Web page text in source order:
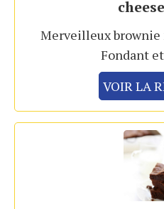
Merveilleux brownie
Fondant
VOIR LA